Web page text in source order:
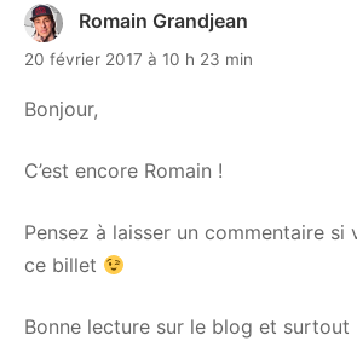
Romain Grandjean
20 février 2017 à 10 h 23 min
Bonjour,
C’est encore Romain !
Pensez à laisser un commentaire si
ce billet
Bonne lecture sur le blog et surtout